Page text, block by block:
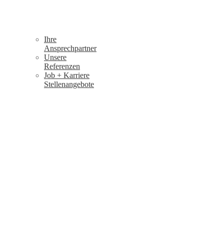
Ihre
Ansprechpartner
Unsere
Referenzen
Job + Karriere
Stellenangebote